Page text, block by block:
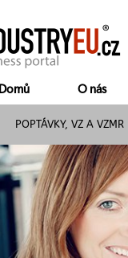
Domů O nás
POPTÁVKY, VZ A VZMR